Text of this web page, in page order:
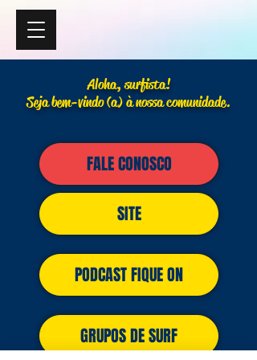
Aloha, surfista!
Seja bem-vindo (a) à nossa comunidade.
FALE CONOSCO
SITE
PODCAST FIQUE ON
GRUPOS DE SURF